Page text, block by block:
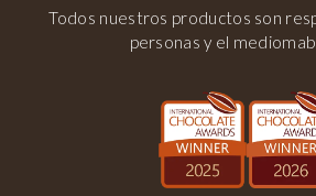
Todos nuestros productos son
personas y el